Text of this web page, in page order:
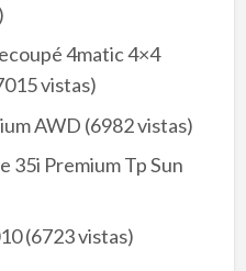
4matic 4×4
vistas)
AWD (6982 vistas)
35i Premium Tp Sun
(6723 vistas)